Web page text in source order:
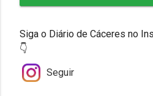
Siga o Diário de Cáceres no
👇
Seguir